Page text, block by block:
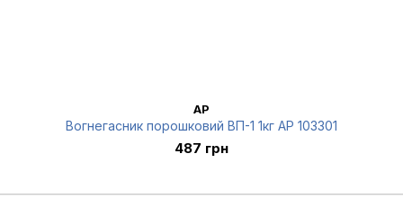
AP
Вогнегасник порошковий ВП-1 1кг AP 103301
487 грн